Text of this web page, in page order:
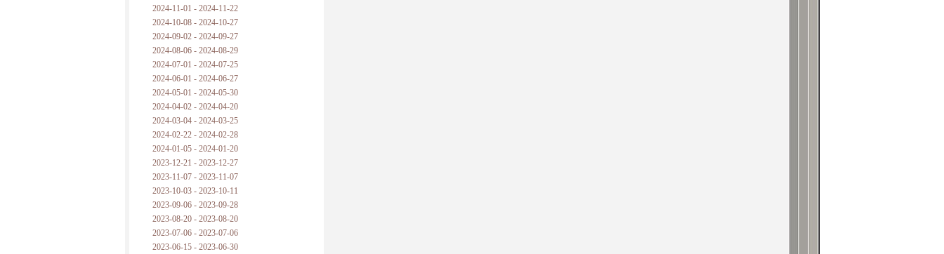
2024-11-01 - 2024-11-22
2024-10-08 - 2024-10-27
2024-09-02 - 2024-09-27
2024-08-06 - 2024-08-29
2024-07-01 - 2024-07-25
2024-06-01 - 2024-06-27
2024-05-01 - 2024-05-30
2024-04-02 - 2024-04-20
2024-03-04 - 2024-03-25
2024-02-22 - 2024-02-28
2024-01-05 - 2024-01-20
2023-12-21 - 2023-12-27
2023-11-07 - 2023-11-07
2023-10-03 - 2023-10-11
2023-09-06 - 2023-09-28
2023-08-20 - 2023-08-20
2023-07-06 - 2023-07-06
2023-06-15 - 2023-06-30